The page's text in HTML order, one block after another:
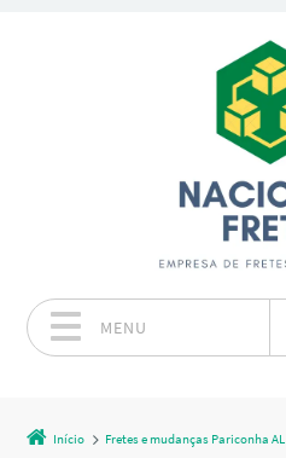
MENU
Início Fretes e mudanças Pariconha AL